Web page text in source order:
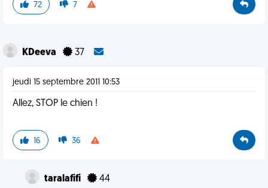
72 7
KDeeva 37
jeudi 15 septembre 2011 10:53
Allez, STOP le chien !
16 36
taralafifi 44